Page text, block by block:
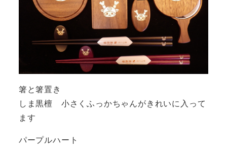
箸と箸置き
しま黒檀 小さくふっかちゃんがきれいに入って
ます
パープルハート